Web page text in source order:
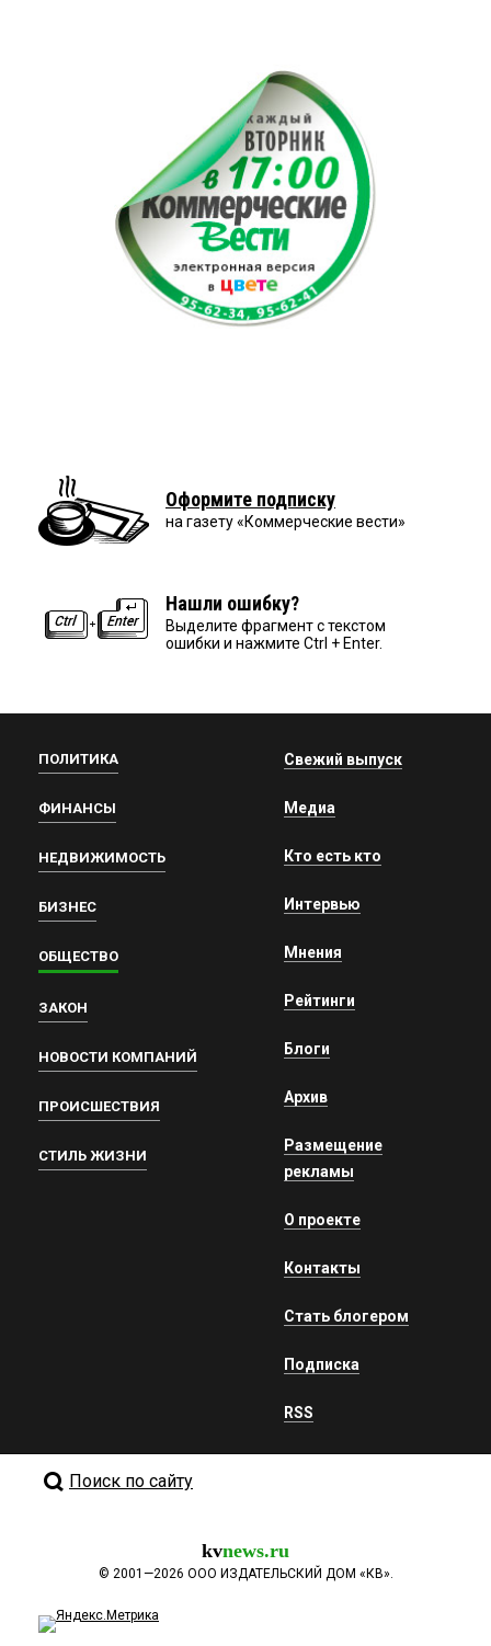
Оформите подписку
на газету «Коммерческие вести»
Нашли ошибку?
Выделите фрагмент с текстом
ошибки и нажмите Ctrl + Enter.
ПОЛИТИКА
ФИНАНСЫ
НЕДВИЖИМОСТЬ
БИЗНЕС
ОБЩЕСТВО
ЗАКОН
НОВОСТИ КОМПАНИЙ
ПРОИСШЕСТВИЯ
СТИЛЬ ЖИЗНИ
Свежий выпуск
Медиа
Кто есть кто
Интервью
Мнения
Рейтинги
Блоги
Архив
Размещение
рекламы
О проекте
Контакты
Стать блогером
Подписка
RSS
Поиск по сайту
kvnews.ru
© 2001—2026 ООО ИЗДАТЕЛЬСКИЙ ДОМ «КВ».